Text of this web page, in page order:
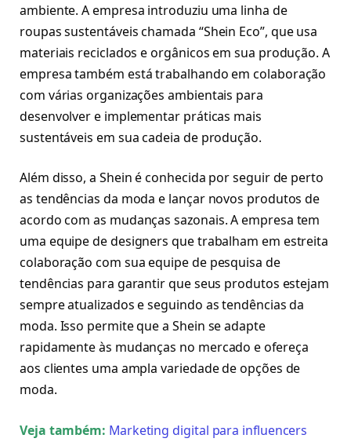
ambiente. A empresa introduziu uma linha de
roupas sustentáveis chamada “Shein Eco”, que usa
materiais reciclados e orgânicos em sua produção. A
empresa também está trabalhando em colaboração
com várias organizações ambientais para
desenvolver e implementar práticas mais
sustentáveis em sua cadeia de produção.
Além disso, a Shein é conhecida por seguir de perto
as tendências da moda e lançar novos produtos de
acordo com as mudanças sazonais. A empresa tem
uma equipe de designers que trabalham em estreita
colaboração com sua equipe de pesquisa de
tendências para garantir que seus produtos estejam
sempre atualizados e seguindo as tendências da
moda. Isso permite que a Shein se adapte
rapidamente às mudanças no mercado e ofereça
aos clientes uma ampla variedade de opções de
moda.
Veja também: Marketing digital para influencers